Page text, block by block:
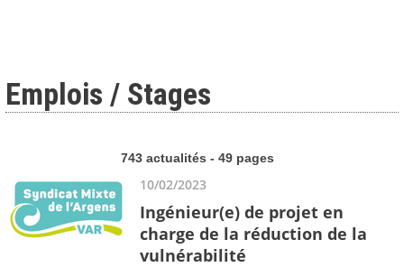
Emplois / Stages
743 actualités - 49 pages
10/02/2023
Ingénieur(e) de projet en
charge de la réduction de la
vulnérabilité